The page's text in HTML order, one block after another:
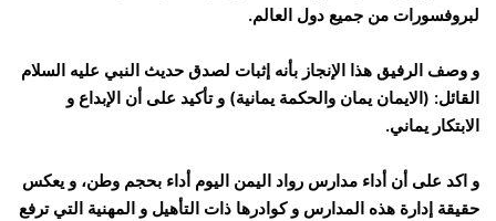
لبروفسورات من جميع دول العالم.
و وصف الرفيق هذا الإنجاز بأنه إثبات لصدق حديث النبي عليه السلام
القائل: (الايمان يمان والحكمة يمانية) و تأكيد على أن الإبداع و
الابتكار يماني.
و اكد على أن أداء مدارس رواد اليمن اليوم أداء بحجم وطن، و يعكس
حقيقة إدارة هذه المدارس و كوادرها ذات التأهيل و المهنية التي ترفع